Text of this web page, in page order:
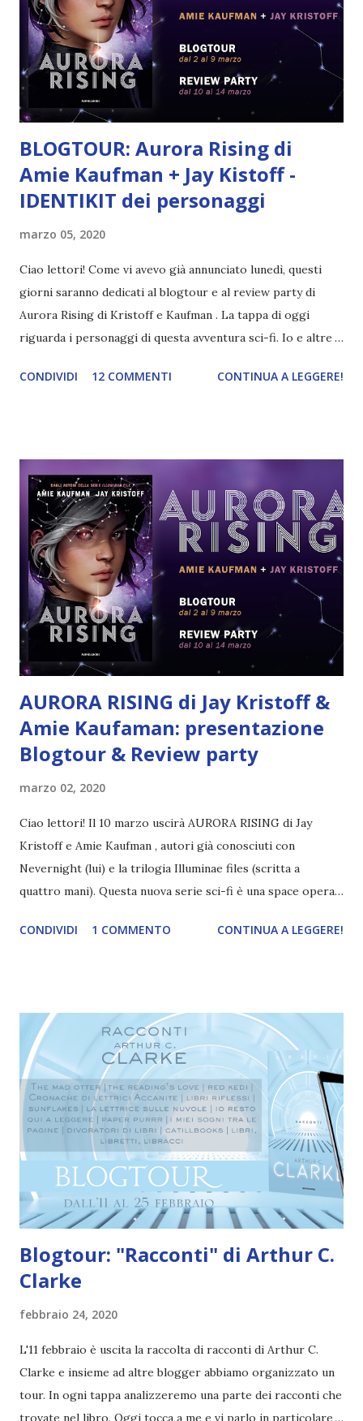
comporre a suo piacimento la propria crew e per questo
sogna già di reclutare la squadra perfetta. Peccato che, a
causa del suo voler fare l'eroe a tutti i costi, come
punizione gli vengano assegnati d'ufficio i cad...
BLOGTOUR: Aurora Rising di
Amie Kaufman + Jay Kistoff -
IDENTIKIT dei personaggi
marzo 05, 2020
Ciao lettori! Come vi avevo già annunciato lunedì, questi
giorni saranno dedicati al blogtour e al review party di
Aurora Rising di Kristoff e Kaufman . La tappa di oggi
riguarda i personaggi di questa avventura sci-fi. Io e altre
un identikit e una breve descrizione. Nel mio post vi
ETA': 19 SPECIE: umano OCCHI: azzurrissimissimi
CAPELLI: biondi arruffati SEGNI PARTICOLARI:
una cicatrice sul sopracciglio destro PARENTELE: Scarlett
Jones (sorella) , Jericho Jones ( padre ), madre non
pervenuta TEAM : Squadra 312 RUOLO: Alpha, Leader Tyler
Jones, se non l'avete capito è il più figo della squadra . Mi
correggo: il più figo di tutta la Legione Aurora. Un figo da
non-ci-posso-credere . E, apparentemente, anche il più
noioso ...
CONDIVIDI 12 COMMENTI CONTINUA A LEGGERE!
AURORA RISING di Jay Kristoff &
Amie Kaufaman: presentazione
Blogtour & Review party
marzo 02, 2020
Ciao lettori! Il 10 marzo uscirà AURORA RISING di Jay
Kristoff e Amie Kaufman , autori già conosciuti con
Nevernight (lui) e la trilogia Illuminae files (scritta a
quattro mani). Questa nuova serie sci-fi è una space opera
attinge alla cultura pop. I protagonisti di questa avventura
becca la peggiore squadra. Peccato che il destino
dell'universo sembra essere proprio nelle mani della
squadra 312... Titolo: Aurora Rising Autore: Amie Kaufman,
Jay Kristoff Serie: AuroraCircle_01 Pagine: 300 Editore:
Mondadori Data di uscita: 10 marzo 2020 Preordinarlo a
16,91€ È l'anno 2380 e ai cadetti dell'ultimo anno dell'Aurora
Academy sta per essere affidata la prima vera missione.
L'allievo migliore della scuola, Tyler...
CONDIVIDI 1 COMMENTO CONTINUA A LEGGERE!
Blogtour: "Racconti" di Arthur C.
Clarke
febbraio 24, 2020
L'11 febbraio è uscita la raccolta di racconti di Arthur C.
Clarke e insieme ad altre blogger abbiamo organizzato un
tour. In ogni tappa analizzeremo una parte dei racconti che
trovate nel libro. Oggi tocca a me e vi parlo in particolare